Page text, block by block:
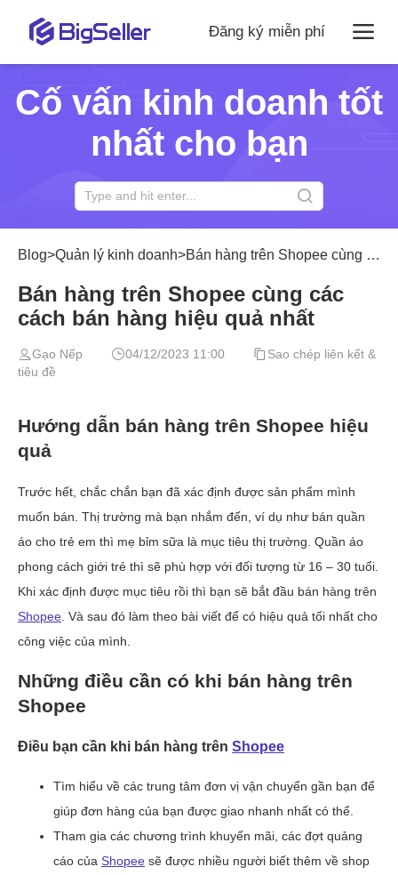
Đăng ký miễn phí
Cố vấn kinh doanh tốt
nhất cho bạn
Blog>Quản lý kinh doanh>Bán hàng trên Shopee cùng các cách bán hàng hiệu quả nhất
Bán hàng trên Shopee cùng các
cách bán hàng hiệu quả nhất
Gạo Nếp 04/12/2023 11:00
Sao chép liên kết &
tiêu đề